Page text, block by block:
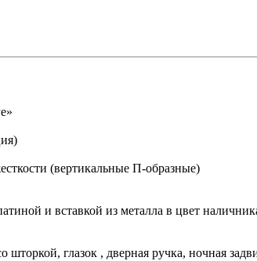
(вертикальные П-образные)
и вставкой из металла в цвет
шторкой, глазок , дверная ручка, ночная